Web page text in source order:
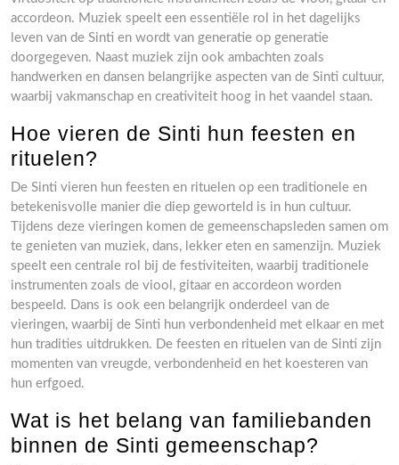
accordeon. Muziek speelt een essentiële rol in het dagelijks
leven van de Sinti en wordt van generatie op generatie
doorgegeven. Naast muziek zijn ook ambachten zoals
handwerken en dansen belangrijke aspecten van de Sinti cultuur,
waarbij vakmanschap en creativiteit hoog in het vaandel staan.
Hoe vieren de Sinti hun feesten en
rituelen?
De Sinti vieren hun feesten en rituelen op een traditionele en
betekenisvolle manier die diep geworteld is in hun cultuur.
Tijdens deze vieringen komen de gemeenschapsleden samen om
te genieten van muziek, dans, lekker eten en samenzijn. Muziek
speelt een centrale rol bij de festiviteiten, waarbij traditionele
instrumenten zoals de viool, gitaar en accordeon worden
bespeeld. Dans is ook een belangrijk onderdeel van de
vieringen, waarbij de Sinti hun verbondenheid met elkaar en met
hun tradities uitdrukken. De feesten en rituelen van de Sinti zijn
momenten van vreugde, verbondenheid en het koesteren van
hun erfgoed.
Wat is het belang van familiebanden
binnen de Sinti gemeenschap?